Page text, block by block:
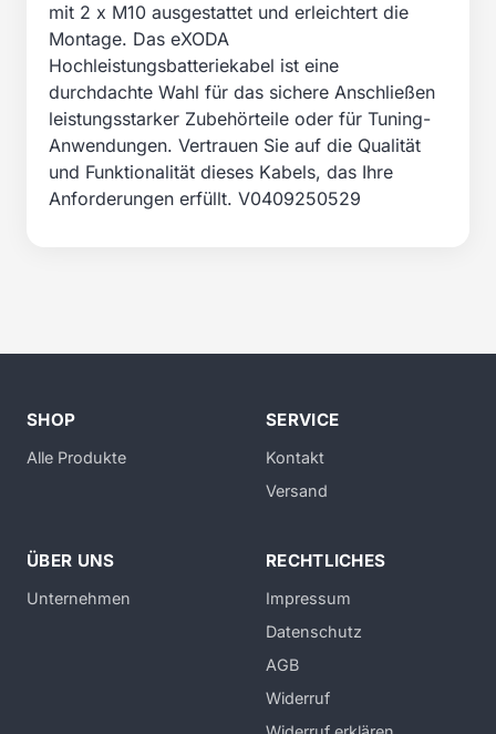
mit 2 x M10 ausgestattet und erleichtert die
Montage. Das eXODA
Hochleistungsbatteriekabel ist eine
durchdachte Wahl für das sichere Anschließen
leistungsstarker Zubehörteile oder für Tuning-
Anwendungen. Vertrauen Sie auf die Qualität
und Funktionalität dieses Kabels, das Ihre
Anforderungen erfüllt. V0409250529
SHOP
Alle Produkte
SERVICE
Kontakt
Versand
ÜBER UNS
Unternehmen
RECHTLICHES
Impressum
Datenschutz
AGB
Widerruf